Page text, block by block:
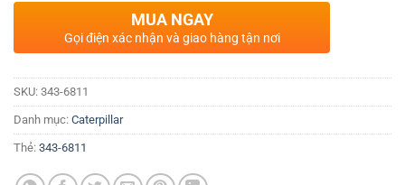
MUA NGAY
Gọi điện xác nhận và giao hàng tận nơi
SKU: 343-6811
Danh mục: Caterpillar
Thẻ: 343-6811